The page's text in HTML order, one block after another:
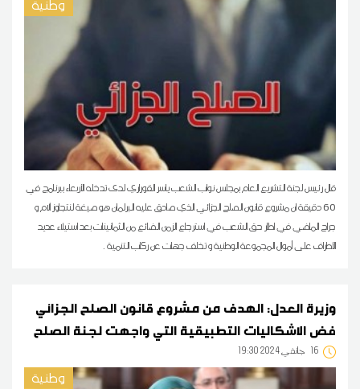
وطنية
قال رئيس لجنة التشريع العام بمجلس نواب الشعب ياسر القوراري لدى تدخله الأربعاء ببرنامج في
60 دقيقة ان مشروع قانون الصلح الجزائي الذي صادق عليه البرلمان هو صيغة لنتجاوز آلام و
جراح الماضي في اطار حق الشعب في استرجاع الزمن الضائع من الثمانينات بعد استيلاء عديد
الأطراف على أموال المجموعة الوطنية و تخلف جهات عن ركاب التنمية .
وزيرة العدل: الهدف من مشروع قانون الصلح الجزائي
فض الاشكاليات التطبيقية التي واجهت لجنة الصلح
16 19:30 2024 جانفي
وطنية